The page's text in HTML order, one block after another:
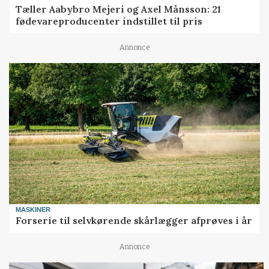
Tæller Aabybro Mejeri og Axel Månsson: 21
fødevareproducenter indstillet til pris
Annonce
MASKINER
Forserie til selvkørende skårlægger afprøves i år
Annonce